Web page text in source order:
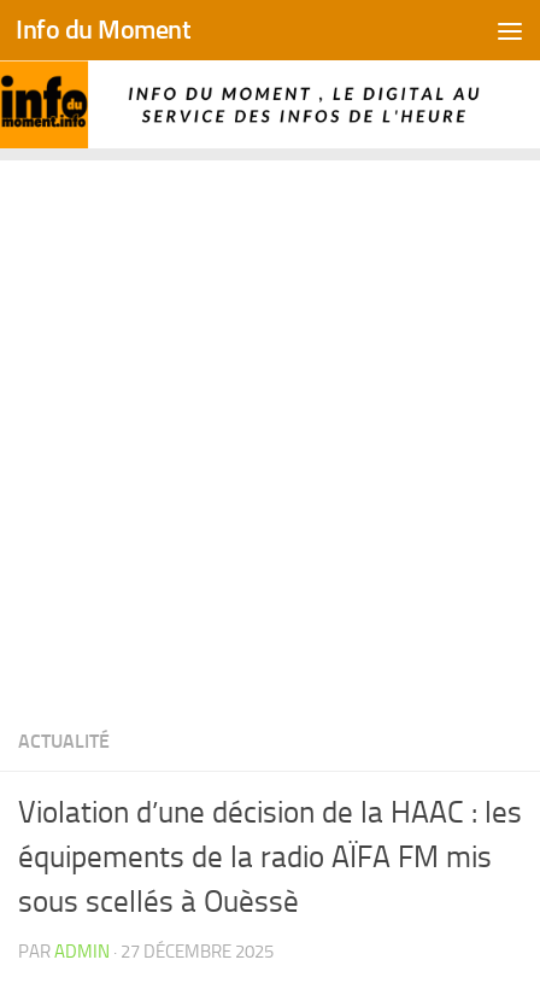
Skip to content
Info du Moment
ACTUALITÉ
Violation d’une décision de la HAAC : les
équipements de la radio AÏFA FM mis
sous scellés à Ouèssè
PARADMIN · 27 DÉCEMBRE 2025